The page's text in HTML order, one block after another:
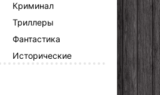
Криминал
Триллеры
Фантастика
Исторические